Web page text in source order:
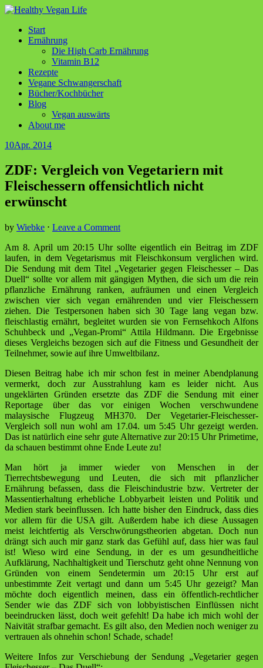
Start
Ernährung
Die High Carb Ernährung
Vitamin B12
Rezepte
Vegane Schwangerschaft
Bücher/Kochbücher
Blog
Vegan auswärts
About me
10Apr. 2014
ZDF: Vergleich von Vegetariern mit
Fleischessern offensichtlich nicht
erwünscht
by Wiebke ⋅ Leave a Comment
Am 8. April um 20:15 Uhr sollte eigentlich ein Beitrag im ZDF
laufen, in dem Vegetarismus mit Fleischkonsum verglichen wird.
Die Sendung mit dem Titel „Vegetarier gegen Fleischesser – Das
Duell“ sollte vor allem mit gängigen Mythen, die sich um die rein
pflanzliche Ernährung ranken, aufräumen und einen Vergleich
zwischen vier sich vegan ernährenden und vier Fleischessern
ziehen. Die Testpersonen haben sich 30 Tage lang vegan bzw.
fleischlastig ernährt, begleitet wurden sie von Fernsehkoch Alfons
Schuhbeck und „Vegan-Promi“ Attila Hildmann. Die Ergebnisse
dieses Vergleichs bezogen sich auf die Fitness und Gesundheit der
Teilnehmer, sowie auf ihre Umweltbilanz.
Diesen Beitrag habe ich mir schon fest in meiner Abendplanung
vermerkt, doch zur Ausstrahlung kam es leider nicht. Aus
ungeklärten Gründen ersetzte das ZDF die Sendung mit einer
Reportage über das vor einigen Wochen verschwundene
malaysische Flugzeug MH370. Der Vegetarier-Fleischesser-
Vergleich soll nun wohl am 17.04. um 5:45 Uhr gezeigt werden.
Das ist natürlich eine sehr gute Alternative zur 20:15 Uhr Primetime,
da schauen bestimmt ohne Ende Leute zu!
Man hört ja immer wieder von Menschen in der
Tierrechtsbewegung und Leuten, die sich mit pflanzlicher
Ernährung befassen, dass die Fleischindustrie bzw. Vertreter der
Massentierhaltung erhebliche Lobbyarbeit leisten und Politik und
Medien stark beeinflussen. Ich hatte bisher den Eindruck, dass dies
vor allem für die USA gilt. Außerdem habe ich diese Aussagen
meist leichtfertig als Verschwörungstheorien abgetan. Doch nun
drängt sich auch mir ganz stark das Gefühl auf, dass hier was faul
ist! Wieso wird eine Sendung, in der es um gesundheitliche
Aufklärung, Nachhaltigkeit und Tierschutz geht ohne Nennung von
Gründen von einem Sendetermin um 20:15 Uhr erst auf
unbestimmte Zeit vertagt und dann um 5:45 Uhr gezeigt? Man
möchte doch eigentlich meinen, dass ein öffentlich-rechtlicher
Sender wie das ZDF sich von lobbyistischen Einflüssen nicht
beeindrucken lässt, doch weit gefehlt! Da habe ich mich wohl der
Naivität strafbar gemacht. Es gilt also, den Medien noch weniger zu
vertrauen als ohnehin schon! Schade, schade!
Weitere Infos zur Verschiebung der Sendung „Vegetarier gegen